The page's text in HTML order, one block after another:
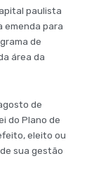
paulista
emenda para
de
área da
de
do Plano de
eleito ou
sua gestão